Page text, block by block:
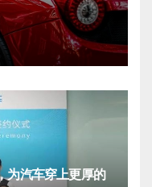
为汽车穿上更厚的